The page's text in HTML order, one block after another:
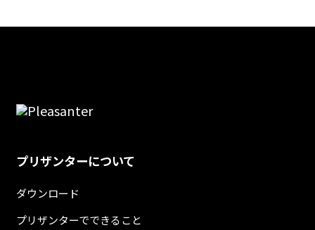
プリザンターについて
ダウンロード
プリザンターでできること